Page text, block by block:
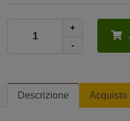
+
-
Descrizione Acquisto